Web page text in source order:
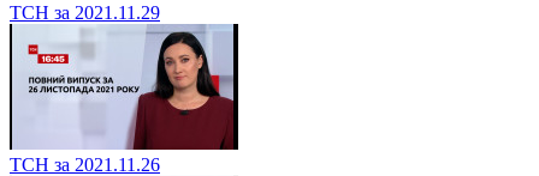
ТСН за 2021.11.29
ТСН за 2021.11.26